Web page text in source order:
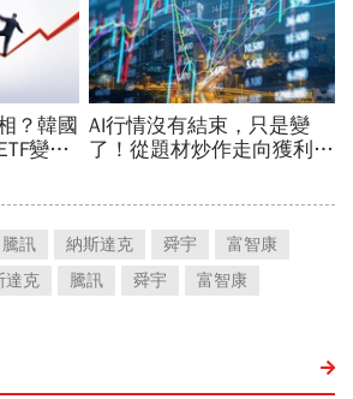
騰訊 納斯達克 舜宇
富智康
達克 騰訊 舜宇 富智康